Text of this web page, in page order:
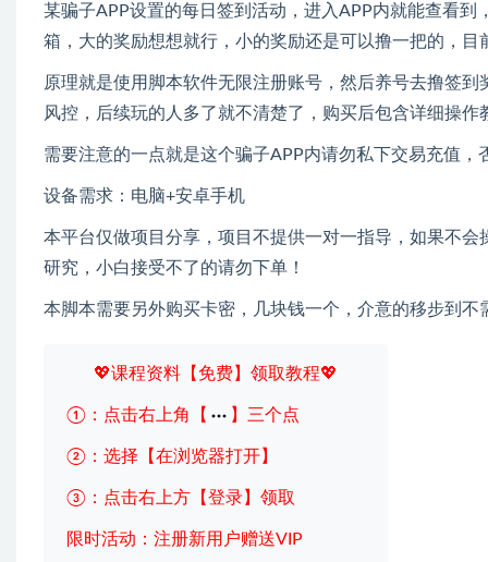
某骗子APP设置的每日签到活动，进入APP内就能查看
箱，大的奖励想想就行，小的奖励还是可以撸一把的，目
原理就是使用脚本软件无限注册账号，然后养号去撸签
风控，后续玩的人多了就不清楚了，购买后包含详细操作
需要注意的一点就是这个骗子APP内请勿私下交易充值，
设备需求：电脑+安卓手机
本平台仅做项目分享，项目不提供一对一指导，如果不
研究，小白接受不了的请勿下单！
本脚本需要另外购买卡密，几块钱一个，介意的移步到不
💖课程资料【免费】领取教程💖
①：点击右上角【 】三个点
②：选择【在浏览器打开】
③：点击右上方【登录】领取
限时活动：注册新用户赠送VIP